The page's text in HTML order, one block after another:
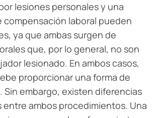
lesiones personales y una
compensación laboral pueden
ya que ambas surgen de
que, por lo general, no son
lesionado. En ambos casos,
proporcionar una forma de
Sin embargo, existen diferencias
ambos procedimientos. Una